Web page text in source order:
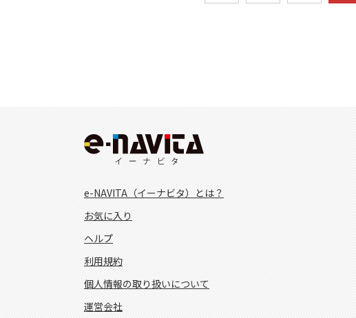
e-NAVITA（イーナビタ）とは？
お気に入り
ヘルプ
利用規約
個人情報の取り扱いについて
運営会社